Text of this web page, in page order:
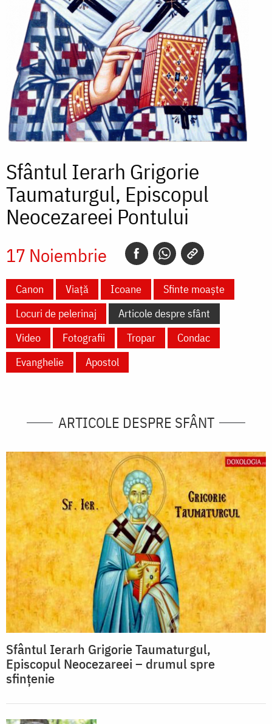
Sfântul Ierarh Grigorie
Taumaturgul, Episcopul
Neocezareei Pontului
17 Noiembrie
Canon Viață Icoane
Sfinte moaște
Locuri de pelerinaj
Articole despre sfânt
Video
Fotografii Tropar
Condac
Evanghelie
Apostol
ARTICOLE DESPRE SFÂNT
Sfântul Ierarh Grigorie Taumaturgul,
Episcopul Neocezareei – drumul spre
sfințenie